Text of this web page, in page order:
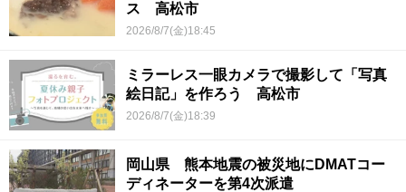
ス 高松市
2026/8/7(金)18:45
ミラーレス一眼カメラで撮影して「写真
絵日記」を作ろう 高松市
2026/8/7(金)18:39
岡山県 熊本地震の被災地にDMATコー
ディネーターを第4次派遣